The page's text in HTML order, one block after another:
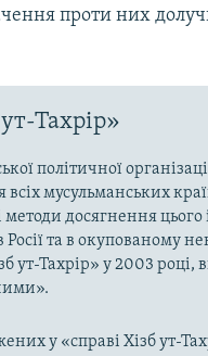
проти них
Тахрір»
політичної
мусульманських
досягнення цього
та в окупованому
ут-Тахрір» у 2003
у «справі Хізб ут-